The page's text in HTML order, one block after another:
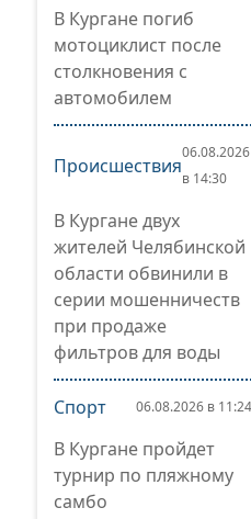
В Кургане погиб
мотоциклист после
столкновения с
автомобилем
Происшествия
06.08.2026
в 14:30
В Кургане двух
жителей Челябинской
области обвинили в
серии мошенничеств
при продаже
фильтров для воды
Спорт 06.08.2026 в 11:24
В Кургане пройдет
турнир по пляжному
самбо